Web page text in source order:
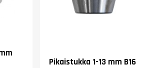
Pikaistukka 1-13 mm B16